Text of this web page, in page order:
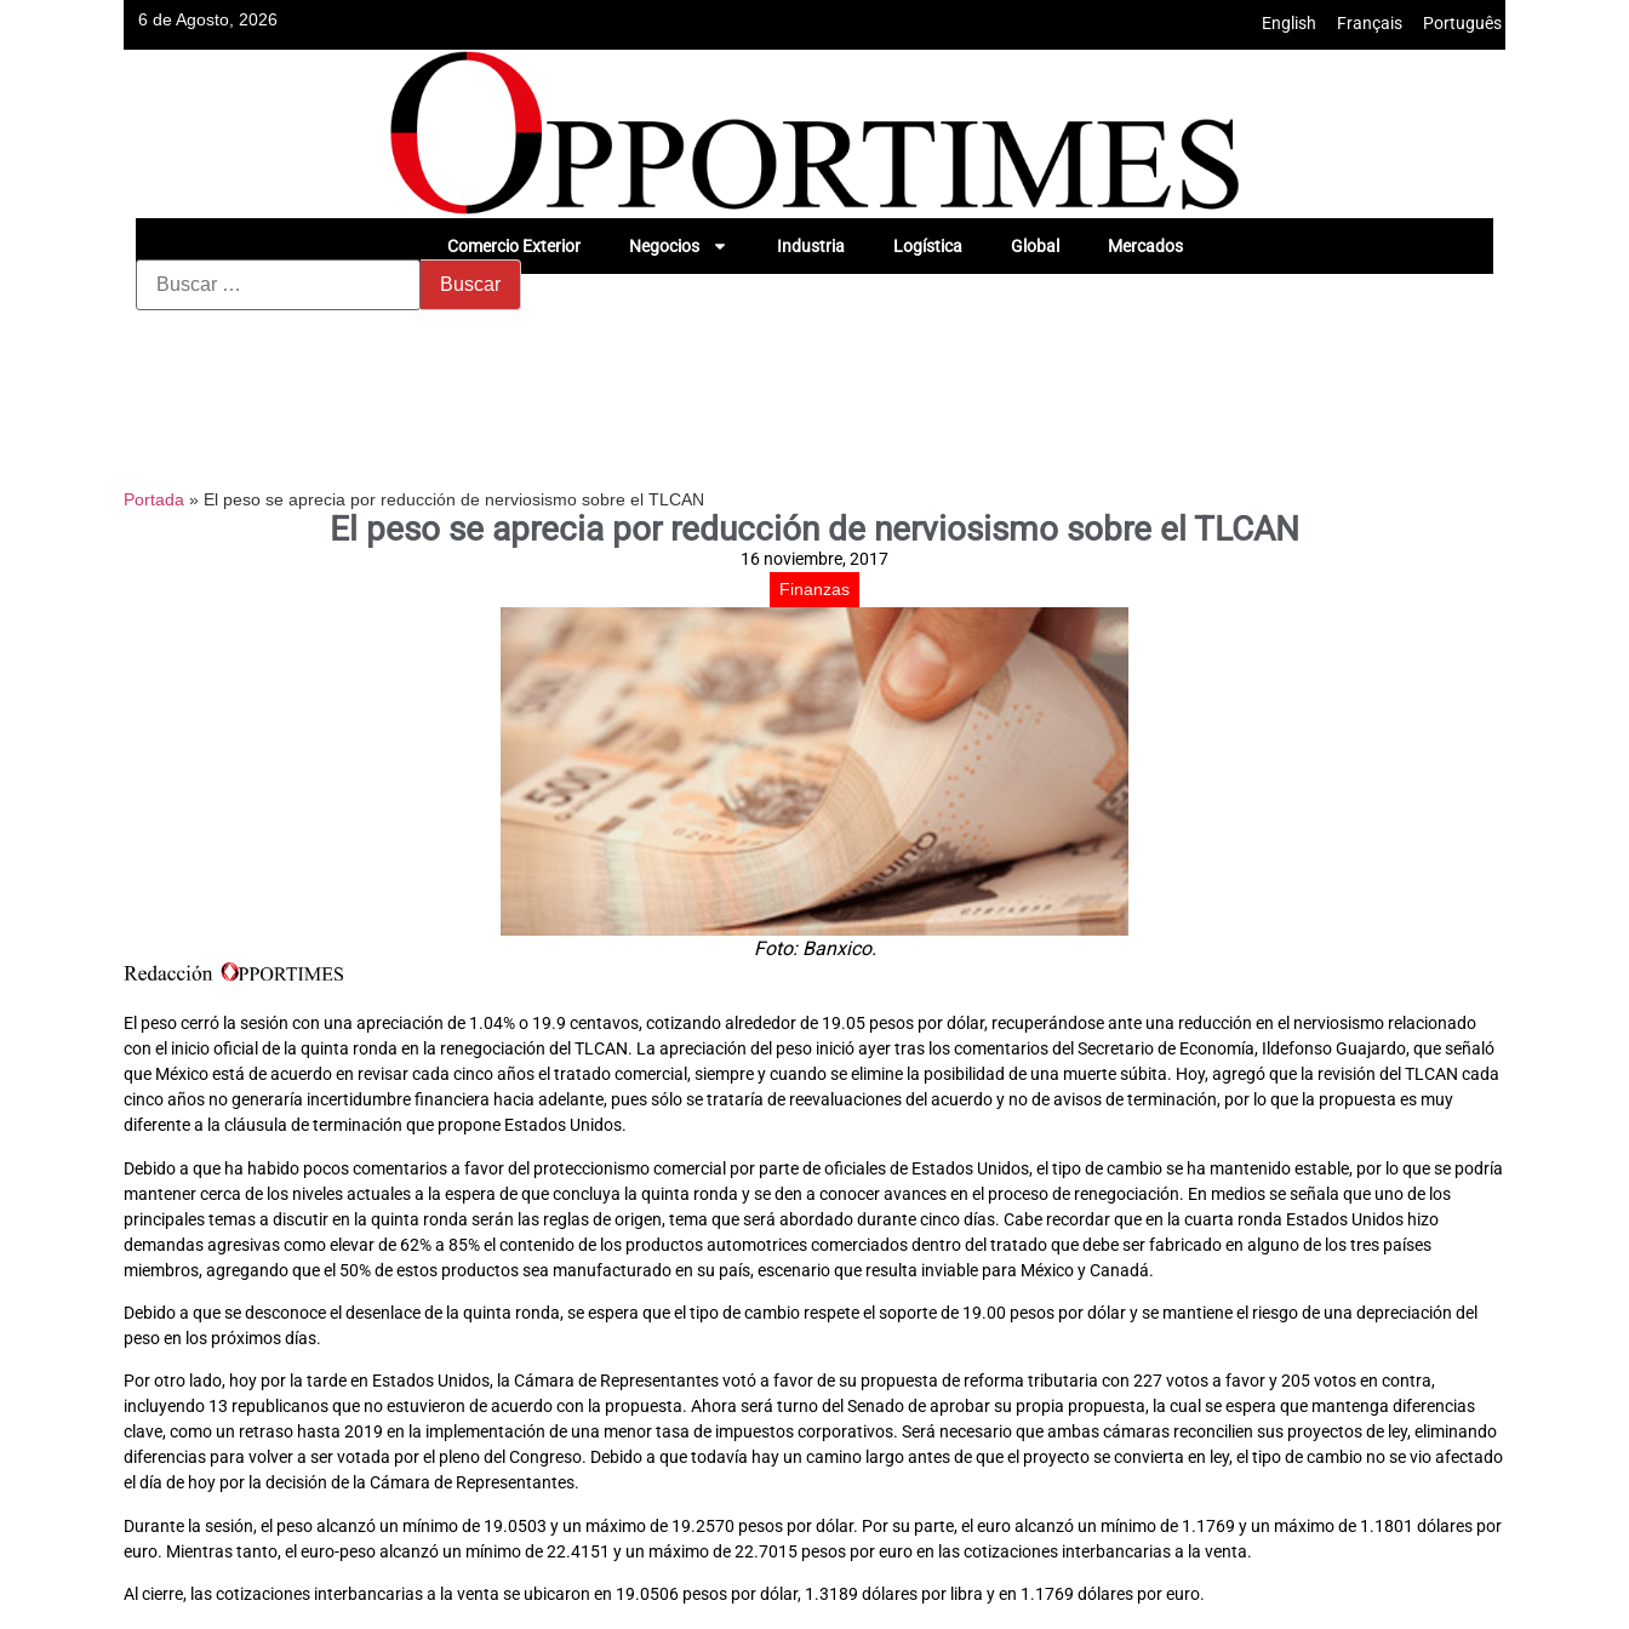
6 de Agosto, 2026 English Français Português
Comercio Exterior Negocios Industria Logística Global Mercados
Portada » El peso se aprecia por reducción de nerviosismo sobre el TLCAN
El peso se aprecia por reducción de nerviosismo sobre el TLCAN
16 noviembre, 2017
Finanzas
Foto: Banxico.
El peso cerró la sesión con una apreciación de 1.04% o 19.9 centavos, cotizando alrededor de 19.05 pesos por dólar, recuperándose ante una reducción en el nerviosismo relacionado
con el inicio oficial de la quinta ronda en la renegociación del TLCAN. La apreciación del peso inició ayer tras los comentarios del Secretario de Economía, Ildefonso Guajardo, que señaló
que México está de acuerdo en revisar cada cinco años el tratado comercial, siempre y cuando se elimine la posibilidad de una muerte súbita. Hoy, agregó que la revisión del TLCAN cada
cinco años no generaría incertidumbre financiera hacia adelante, pues sólo se trataría de reevaluaciones del acuerdo y no de avisos de terminación, por lo que la propuesta es muy
diferente a la cláusula de terminación que propone Estados Unidos.
Debido a que ha habido pocos comentarios a favor del proteccionismo comercial por parte de oficiales de Estados Unidos, el tipo de cambio se ha mantenido estable, por lo que se podría
mantener cerca de los niveles actuales a la espera de que concluya la quinta ronda y se den a conocer avances en el proceso de renegociación. En medios se señala que uno de los
principales temas a discutir en la quinta ronda serán las reglas de origen, tema que será abordado durante cinco días. Cabe recordar que en la cuarta ronda Estados Unidos hizo
demandas agresivas como elevar de 62% a 85% el contenido de los productos automotrices comerciados dentro del tratado que debe ser fabricado en alguno de los tres países
miembros, agregando que el 50% de estos productos sea manufacturado en su país, escenario que resulta inviable para México y Canadá.
Debido a que se desconoce el desenlace de la quinta ronda, se espera que el tipo de cambio respete el soporte de 19.00 pesos por dólar y se mantiene el riesgo de una depreciación del
peso en los próximos días.
Por otro lado, hoy por la tarde en Estados Unidos, la Cámara de Representantes votó a favor de su propuesta de reforma tributaria con 227 votos a favor y 205 votos en contra,
incluyendo 13 republicanos que no estuvieron de acuerdo con la propuesta. Ahora será turno del Senado de aprobar su propia propuesta, la cual se espera que mantenga diferencias
clave, como un retraso hasta 2019 en la implementación de una menor tasa de impuestos corporativos. Será necesario que ambas cámaras reconcilien sus proyectos de ley, eliminando
diferencias para volver a ser votada por el pleno del Congreso. Debido a que todavía hay un camino largo antes de que el proyecto se convierta en ley, el tipo de cambio no se vio afectado
el día de hoy por la decisión de la Cámara de Representantes.
Durante la sesión, el peso alcanzó un mínimo de 19.0503 y un máximo de 19.2570 pesos por dólar. Por su parte, el euro alcanzó un mínimo de 1.1769 y un máximo de 1.1801 dólares por
euro. Mientras tanto, el euro-peso alcanzó un mínimo de 22.4151 y un máximo de 22.7015 pesos por euro en las cotizaciones interbancarias a la venta.
Al cierre, las cotizaciones interbancarias a la venta se ubicaron en 19.0506 pesos por dólar, 1.3189 dólares por libra y en 1.1769 dólares por euro.